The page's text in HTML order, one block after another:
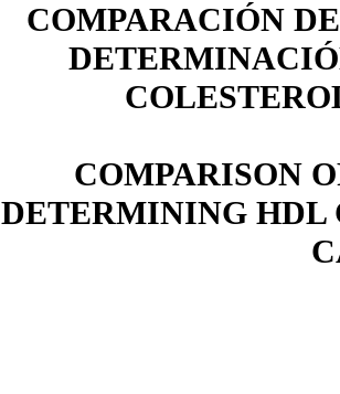
COMPARACIÓN
COMPARISON
DETERMINING HDL